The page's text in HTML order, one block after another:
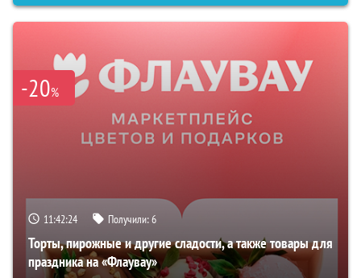
-20%
11:42:23 Получили:6
Торты, пирожные и другие сладости, а также товары для
праздника на «Флаувау»